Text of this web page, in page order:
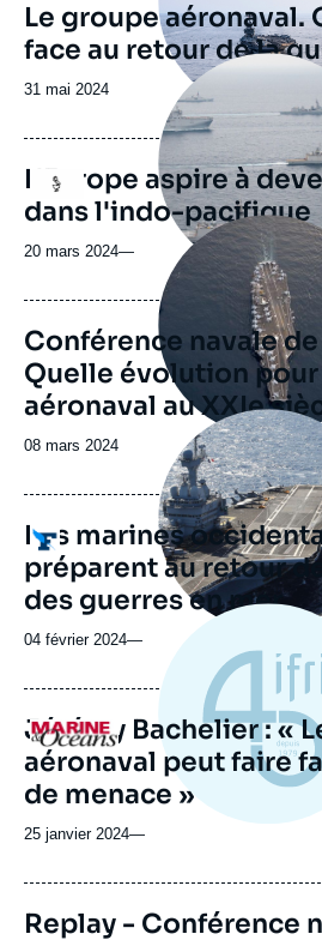
ou
émission
Le groupe aéronaval.
face au retour de la
Date
publication
31 mai 2024
Logo
Image
principale
médiatique
L'Europe aspire à
dans l'indo-pacifique
20 mars 2024—
Image
principale
Conférence navale
Quelle évolution
aéronaval au XXIe
Date
publication
08 mars 2024
Logo
Image
principale
médiatique
Les marines
préparent au retour
des guerres en mer
04 février 2024—
Logo
Jérémy Bachelier : «
aéronaval peut faire
de menace »
25 janvier 2024—
Replay - Conférence